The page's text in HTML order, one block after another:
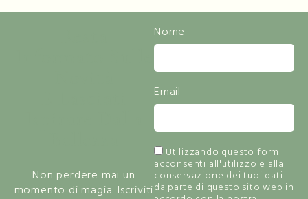
Non perdere mai un
momento di magia. Iscriviti
Nome
Email
Utilizzando questo form
acconsenti all'utilizzo e alla
conservazione dei tuoi dati
da parte di questo sito web in